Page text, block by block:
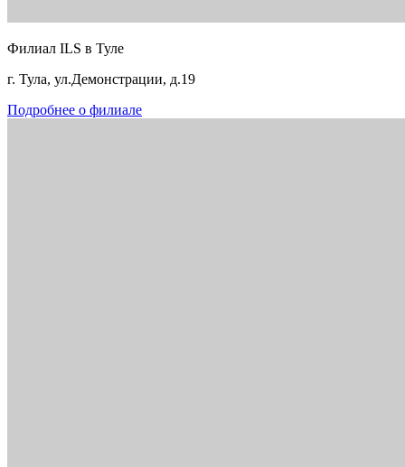
Филиал ILS в Туле
г. Тула, ул.Демонстрации, д.19
Подробнее о филиале